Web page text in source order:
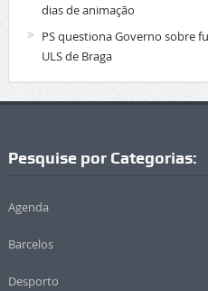
dias de animação
PS questiona Governo sobre
ULS de Braga
Pesquise por Categorias:
Agenda
Barcelos
Desporto